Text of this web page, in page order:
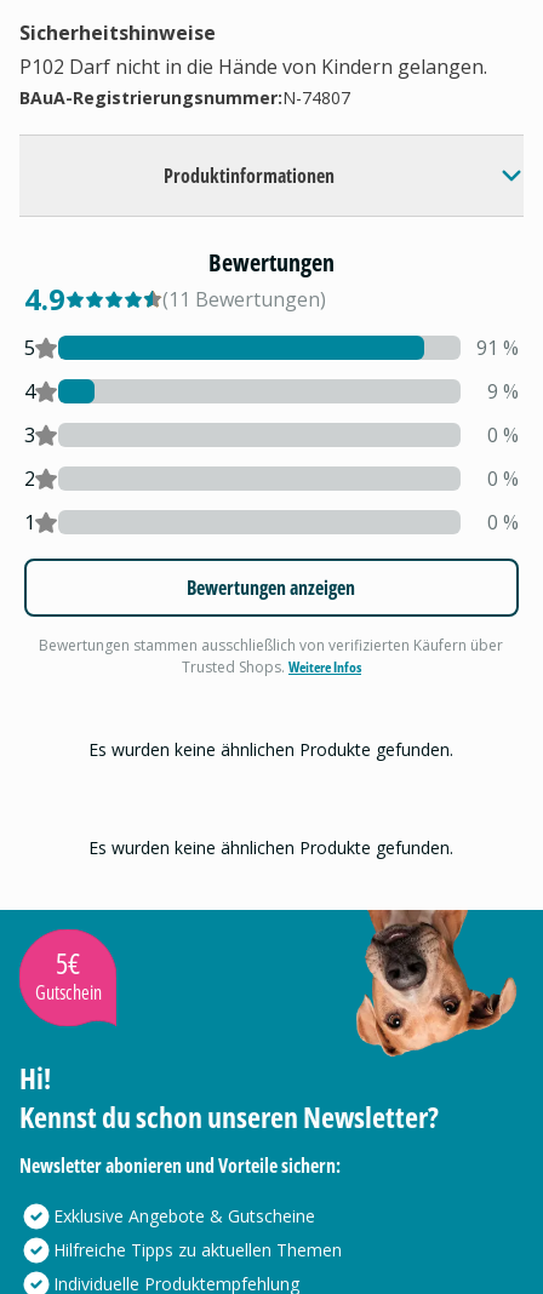
Sicherheitshinweise
P102 Darf nicht in die Hände von Kindern gelangen.
BAuA-Registrierungsnummer:N-74807
Produktinformationen
Bewertungen
4.9 (11 Bewertungen)
5
91 %
4
9 %
3
0 %
2
0 %
1
0 %
Bewertungen anzeigen
Bewertungen stammen ausschließlich von verifizierten Käufern über
Trusted Shops. Weitere Infos
Es wurden keine ähnlichen Produkte gefunden.
Es wurden keine ähnlichen Produkte gefunden.
5€
Gutschein
Hi!
Kennst du schon unseren Newsletter?
Newsletter abonieren und Vorteile sichern:
Exklusive Angebote & Gutscheine
Hilfreiche Tipps zu aktuellen Themen
Individuelle Produktempfehlung